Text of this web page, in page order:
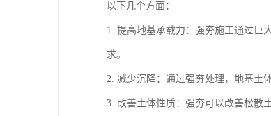
以下几个方面：
1. 提高地基承载力：强夯施工通过巨
求。
2. 减少沉降：通过强夯处理，地基土
3. 改善土体性质：强夯可以改善松散